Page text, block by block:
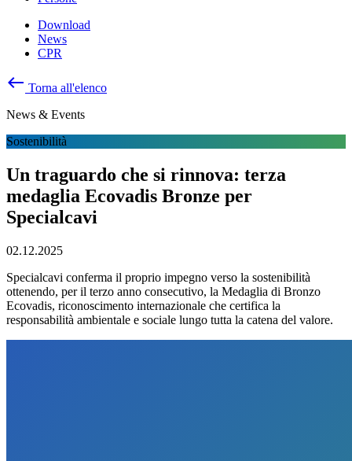
Download
News
CPR
west Torna all'elenco
News & Events
Sostenibilità
Un traguardo che si rinnova: terza
medaglia Ecovadis Bronze per
Specialcavi
02.12.2025
Specialcavi conferma il proprio impegno verso la sostenibilità
ottenendo, per il terzo anno consecutivo, la Medaglia di Bronzo
Ecovadis, riconoscimento internazionale che certifica la
responsabilità ambientale e sociale lungo tutta la catena del valore.